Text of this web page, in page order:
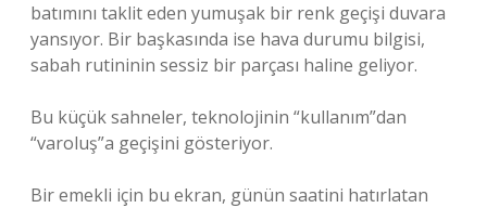
batımını taklit eden yumuşak bir renk geçişi duvara
yansıyor. Bir başkasında ise hava durumu bilgisi,
sabah rutininin sessiz bir parçası haline geliyor.
Bu küçük sahneler, teknolojinin “kullanım”dan
“varoluş”a geçişini gösteriyor.
Bir emekli için bu ekran, günün saatini hatırlatan